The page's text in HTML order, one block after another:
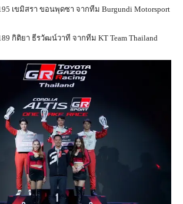
เขมิสรา ขอนพุดซา จากทีม Burgundi Motorsport
กิติยา ธีรวัฒน์วาที จากทีม KT Team Thailand